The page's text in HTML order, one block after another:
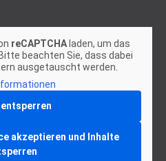
reCAPTCHAladen, um das
beachten Sie, dass dabei
ausgetauscht werden.
entsperren
akzeptieren und Inhalte